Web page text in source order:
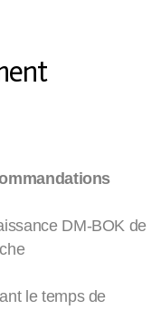
DM-BOK de
le temps de